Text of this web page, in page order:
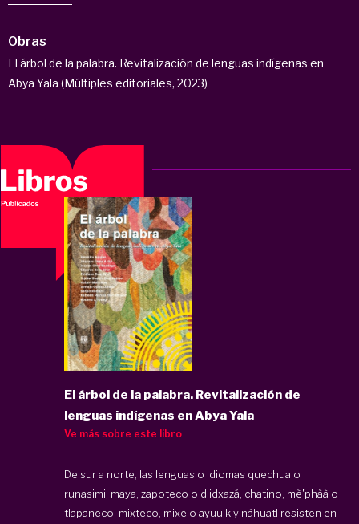
Obras
El árbol de la palabra. Revitalización de lenguas indígenas en
Abya Yala (Múltiples editoriales, 2023)
El árbol de la palabra. Revitalización de
lenguas indígenas en Abya Yala
Ve más sobre este libro
De sur a norte, las lenguas o idiomas quechua o
runasimi, maya, zapoteco o diidxazá, chatino, mè'phàà o
tlapaneco, mixteco, mixe o ayuujk y náhuatl resisten en